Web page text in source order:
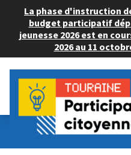
La phase d'instruction
budget participatif
jeunesse 2026 est en
2026 au 11
Budget Participatif
💡 Consulter les projets